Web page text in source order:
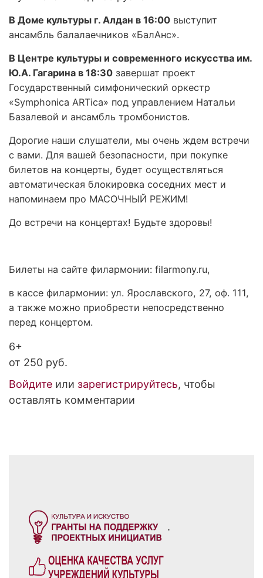
В Доме культуры г. Алдан в 16:00 выступит
ансамбль балалаечников «БалАнс».
В Центре культуры и современного искусства им.
Ю.А. Гагарина в 18:30 завершат проект
Государственный симфонический оркестр
«Symphonica ARTica» под управлением Натальи
Базалевой и ансамбль тромбонистов.
Дорогие наши слушатели, мы очень ждем встречи
с вами. Для вашей безопасности, при покупке
билетов на концерты, будет осуществляться
автоматическая блокировка соседних мест и
напоминаем про МАСОЧНЫЙ РЕЖИМ!
До встречи на концертах! Будьте здоровы!
Билеты на сайте филармонии: filarmony.ru,
в кассе филармонии: ул. Ярославского, 27, оф. 111,
а также можно приобрести непосредственно
перед концертом.
6+
от 250 руб.
Войдите или зарегистрируйтесь, чтобы
оставлять комментарии
.